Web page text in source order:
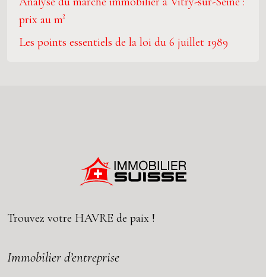
prix au m²
Les points essentiels de la loi du 6 juillet 1989
Trouvez votre HAVRE de paix !
Immobilier d’entreprise